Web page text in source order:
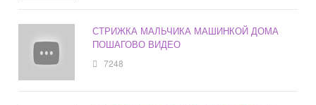
СТРИЖКА МАЛЬЧИКА МАШИНКОЙ ДОМА
ПОШАГОВО ВИДЕО
7248